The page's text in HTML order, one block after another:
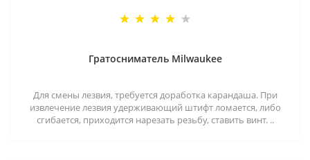
Гратосниматель Milwaukee
Для смены лезвия, требуется доработка карандаша. При
извлечение лезвия удерживающий штифт ломается, либо
сгибается, приходится нарезать резьбу, ставить винт. ..